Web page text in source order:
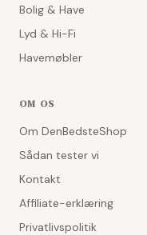
Bolig & Have
Lyd & Hi-Fi
Havemøbler
OM OS
Om DenBedsteShop
Sådan tester vi
Kontakt
Affiliate-erklæring
Privatlivspolitik